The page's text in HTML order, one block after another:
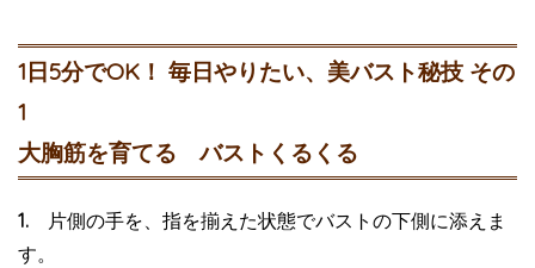
1日5分でOK！ 毎日やりたい、美バスト秘技 その
1
大胸筋を育てる バストくるくる
1. 片側の手を、指を揃えた状態でバストの下側に添えま
す。